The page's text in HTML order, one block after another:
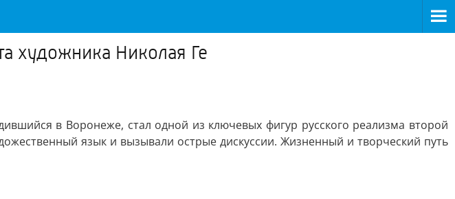
художника Николая Ге
в Воронеже, стал одной из ключевых фигур русского реализма второй
язык и вызывали острые дискуссии. Жизненный и творческий путь